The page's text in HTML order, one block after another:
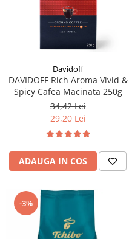
Davidoff
DAVIDOFF Rich Aroma Vivid &
Spicy Cafea Macinata 250g
34,42 Lei
29,20 Lei
ADAUGA IN COS
-3%